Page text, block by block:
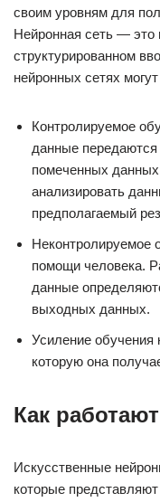
своим уровням для
Нейронная сеть — это
структурированном
нейронных сетях
Контролируемое
данные
помеченных
анализировать
предполагаемый
помощи человека.
данные
выходных данных.
Усиление обучения
которую она
Как
Искусственные
которые